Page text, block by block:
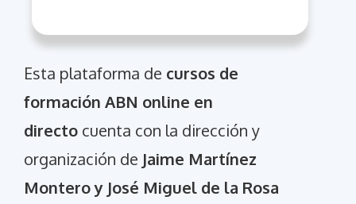
Esta plataforma de cursos de
formación ABN online en
directo cuenta con la dirección y
organización de Jaime Martínez
Montero y José Miguel de la Rosa